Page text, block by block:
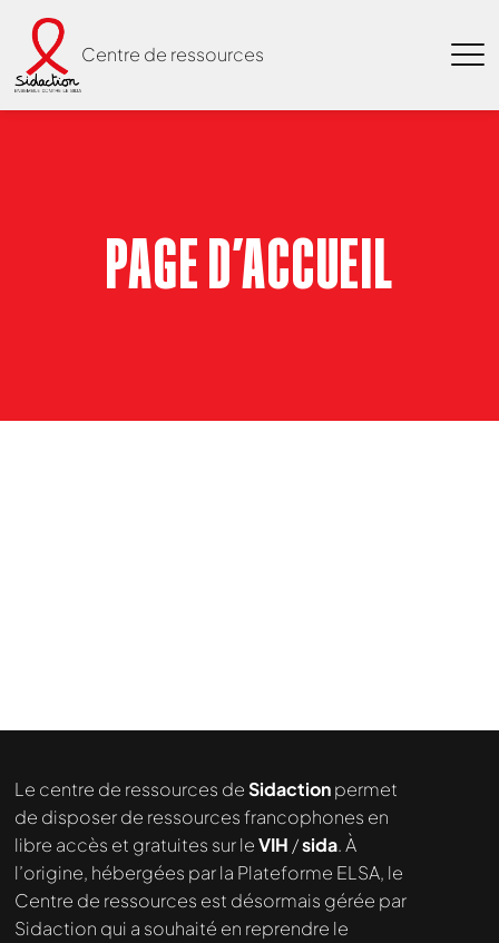
Centre de ressources
PAGE D’ACCUEIL
Le centre de ressources deSidactionpermet
de disposer de ressources francophones en
libre accès et gratuites sur leVIH /sida. À
l’origine, hébergées par la Plateforme ELSA, le
Centre de ressources est désormais gérée par
Sidaction qui a souhaité en reprendre le